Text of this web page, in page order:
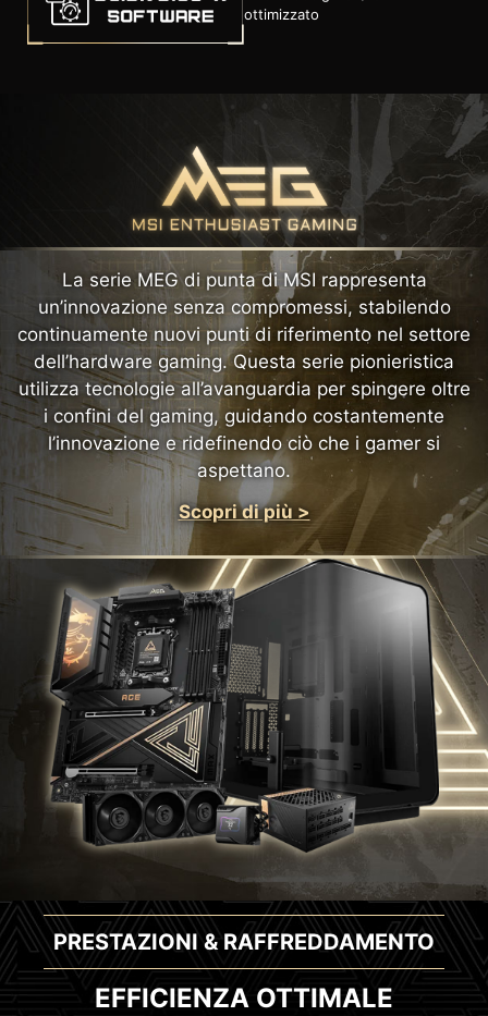
ottimizzato
La serie MEG di punta di MSI rappresenta
un’innovazione senza compromessi, stabilendo
continuamente nuovi punti di riferimento nel settore
dell’hardware gaming. Questa serie pionieristica
utilizza tecnologie all’avanguardia per spingere oltre
i confini del gaming, guidando costantemente
l’innovazione e ridefinendo ciò che i gamer si
aspettano.
Scopri di più >
PRESTAZIONI & RAFFREDDAMENTO
EFFICIENZA OTTIMALE